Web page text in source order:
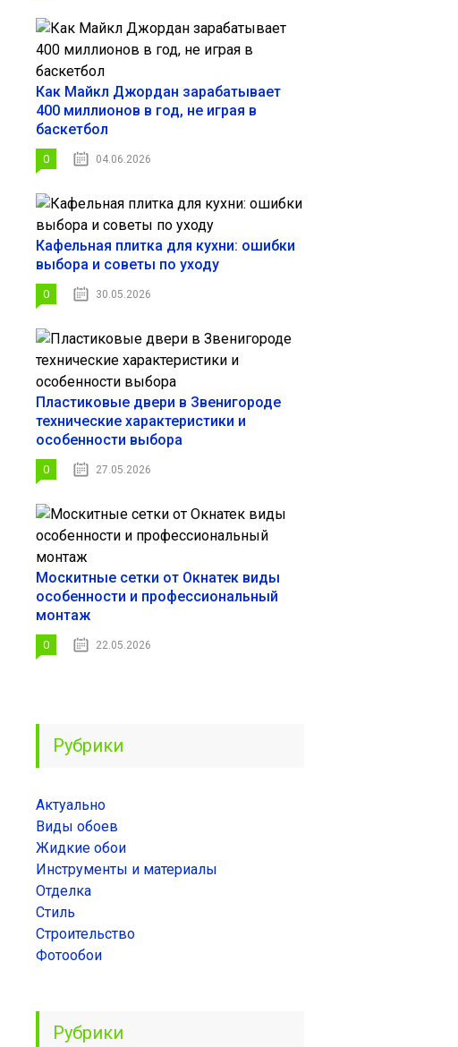
Как Майкл Джордан зарабатывает
400 миллионов в год, не играя в
баскетбол
0 04.06.2026
Кафельная плитка для кухни: ошибки
выбора и советы по уходу
0 30.05.2026
Пластиковые двери в Звенигороде
технические характеристики и
особенности выбора
0 27.05.2026
Москитные сетки от Окнатек виды
особенности и профессиональный
монтаж
0 22.05.2026
Рубрики
Актуально
Виды обоев
Жидкие обои
Инструменты и материалы
Отделка
Стиль
Строительство
Фотообои
Рубрики